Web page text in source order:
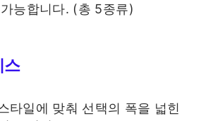
능합니다. (총 5종류)
스
타일에 맞춰 선택의 폭을 넓힌